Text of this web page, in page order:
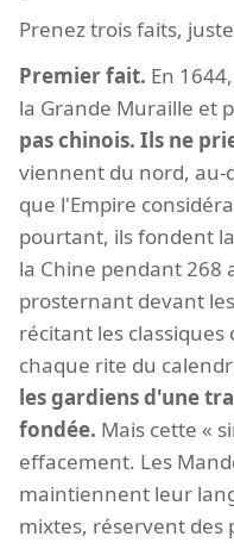
Prenez trois faits,
Premier fait. En
la Grande Muraille et
pas chinois. Ils ne
viennent du nord, au-
que l'Empire
pourtant, ils fondent
la Chine pendant 268
prosternant devant
récitant les
chaque rite du
les gardiens d'une
fondée. Mais cette «
effacement. Les
maintiennent leur
mixtes, réservent des